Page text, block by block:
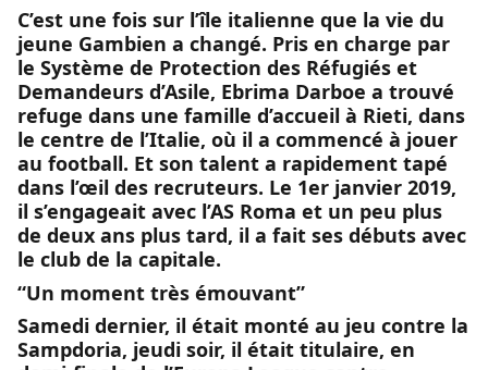
C’est une fois sur l’île italienne que la vie du
jeune Gambien a changé. Pris en charge par
le Système de Protection des Réfugiés et
Demandeurs d’Asile, Ebrima Darboe a trouvé
refuge dans une famille d’accueil à Rieti, dans
le centre de l’Italie, où il a commencé à jouer
au football. Et son talent a rapidement tapé
dans l’œil des recruteurs. Le 1er janvier 2019,
il s’engageait avec l’AS Roma et un peu plus
de deux ans plus tard, il a fait ses débuts avec
le club de la capitale.
“Un moment très émouvant”
Samedi dernier, il était monté au jeu contre la
Sampdoria, jeudi soir, il était titulaire, en